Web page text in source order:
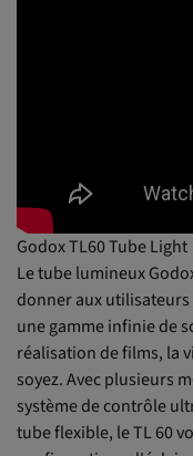
Godox TL60 Tube Light
Le tube lumineux
donner aux
une gamme infinie de
réalisation de films, la
soyez. Avec plusieurs
système de contrôle
tube flexible, le TL 60